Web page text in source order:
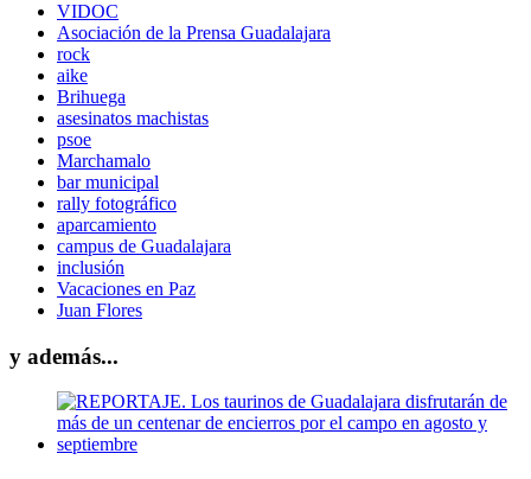
VIDOC
Asociación de la Prensa Guadalajara
rock
aike
Brihuega
asesinatos machistas
psoe
Marchamalo
bar municipal
rally fotográfico
aparcamiento
campus de Guadalajara
inclusión
Vacaciones en Paz
Juan Flores
y además...